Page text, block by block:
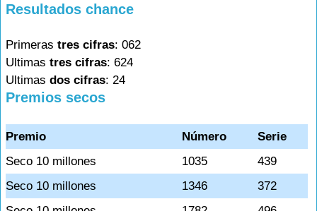
Resultados chance
Primeras tres cifras: 062
Ultimas tres cifras: 624
Ultimas dos cifras: 24
Premios secos
Premio Número
Serie
Seco 10 millones
1035
439
Seco 10 millones
1346
372